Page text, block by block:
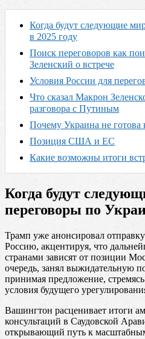
Когда будут следующие
в 2025 году
Поиск переговоров как
Зеленский о встрече
Условия России для
Что сказал Макрон
разговора с Путиным
Почему Украина не готова
Позиция США и ЕС
Какие возможны итоги
Когда будут
переговоры по
Трамп уже анонсировал
Россию, акцентируя, что
странами зависят от позиции
очередь, занял выжидательную
принимая предложение,
условия будущего
Вашингтон расценивает итоги
консультаций в Саудовской
открывающий путь к